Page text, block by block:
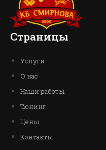
Страницы
Услуги
О нас
Наши работы
Тюнинг
Цены
Контакты